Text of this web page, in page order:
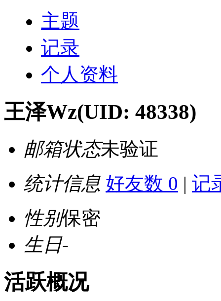
主题
记录
个人资料
王泽Wz(UID: 48338)
邮箱状态未验证
统计信息 好友数 0 | 记
性别保密
生日-
活跃概况